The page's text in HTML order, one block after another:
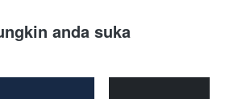
anda suka